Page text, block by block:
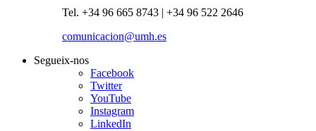
Tel. +34 96 665 8743 | +34 96 522 2646
comunicacion@umh.es
Segueix-nos
Facebook
Twitter
YouTube
Instagram
LinkedIn